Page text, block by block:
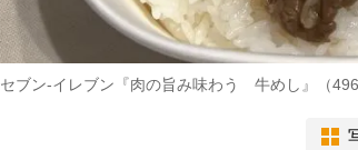
セブン-イレブン『肉の旨み味わう 牛めし』（496